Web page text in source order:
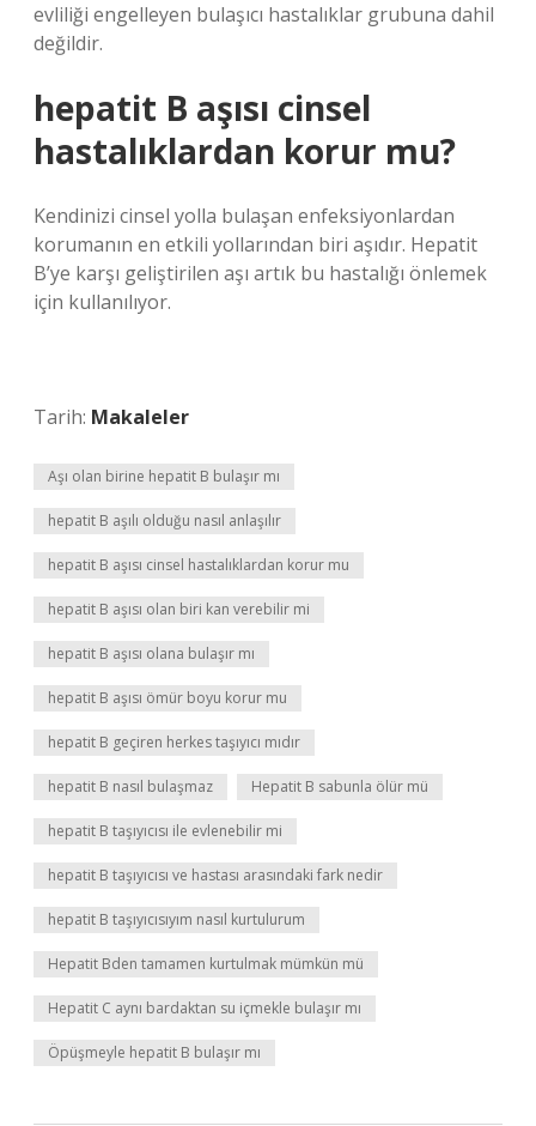
evliliği engelleyen bulaşıcı hastalıklar grubuna dahil
değildir.
hepatit B aşısı cinsel
hastalıklardan korur mu?
Kendinizi cinsel yolla bulaşan enfeksiyonlardan
korumanın en etkili yollarından biri aşıdır. Hepatit
B’ye karşı geliştirilen aşı artık bu hastalığı önlemek
için kullanılıyor.
Tarih: Makaleler
Aşı olan birine hepatit B bulaşır mı
hepatit B aşılı olduğu nasıl anlaşılır
hepatit B aşısı cinsel hastalıklardan korur mu
hepatit B aşısı olan biri kan verebilir mi
hepatit B aşısı olana bulaşır mı
hepatit B aşısı ömür boyu korur mu
hepatit B geçiren herkes taşıyıcı mıdır
hepatit B nasıl bulaşmaz Hepatit B sabunla ölür mü
hepatit B taşıyıcısı ile evlenebilir mi
hepatit B taşıyıcısı ve hastası arasındaki fark nedir
hepatit B taşıyıcısıyım nasıl kurtulurum
Hepatit Bden tamamen kurtulmak mümkün mü
Hepatit C aynı bardaktan su içmekle bulaşır mı
Öpüşmeyle hepatit B bulaşır mı